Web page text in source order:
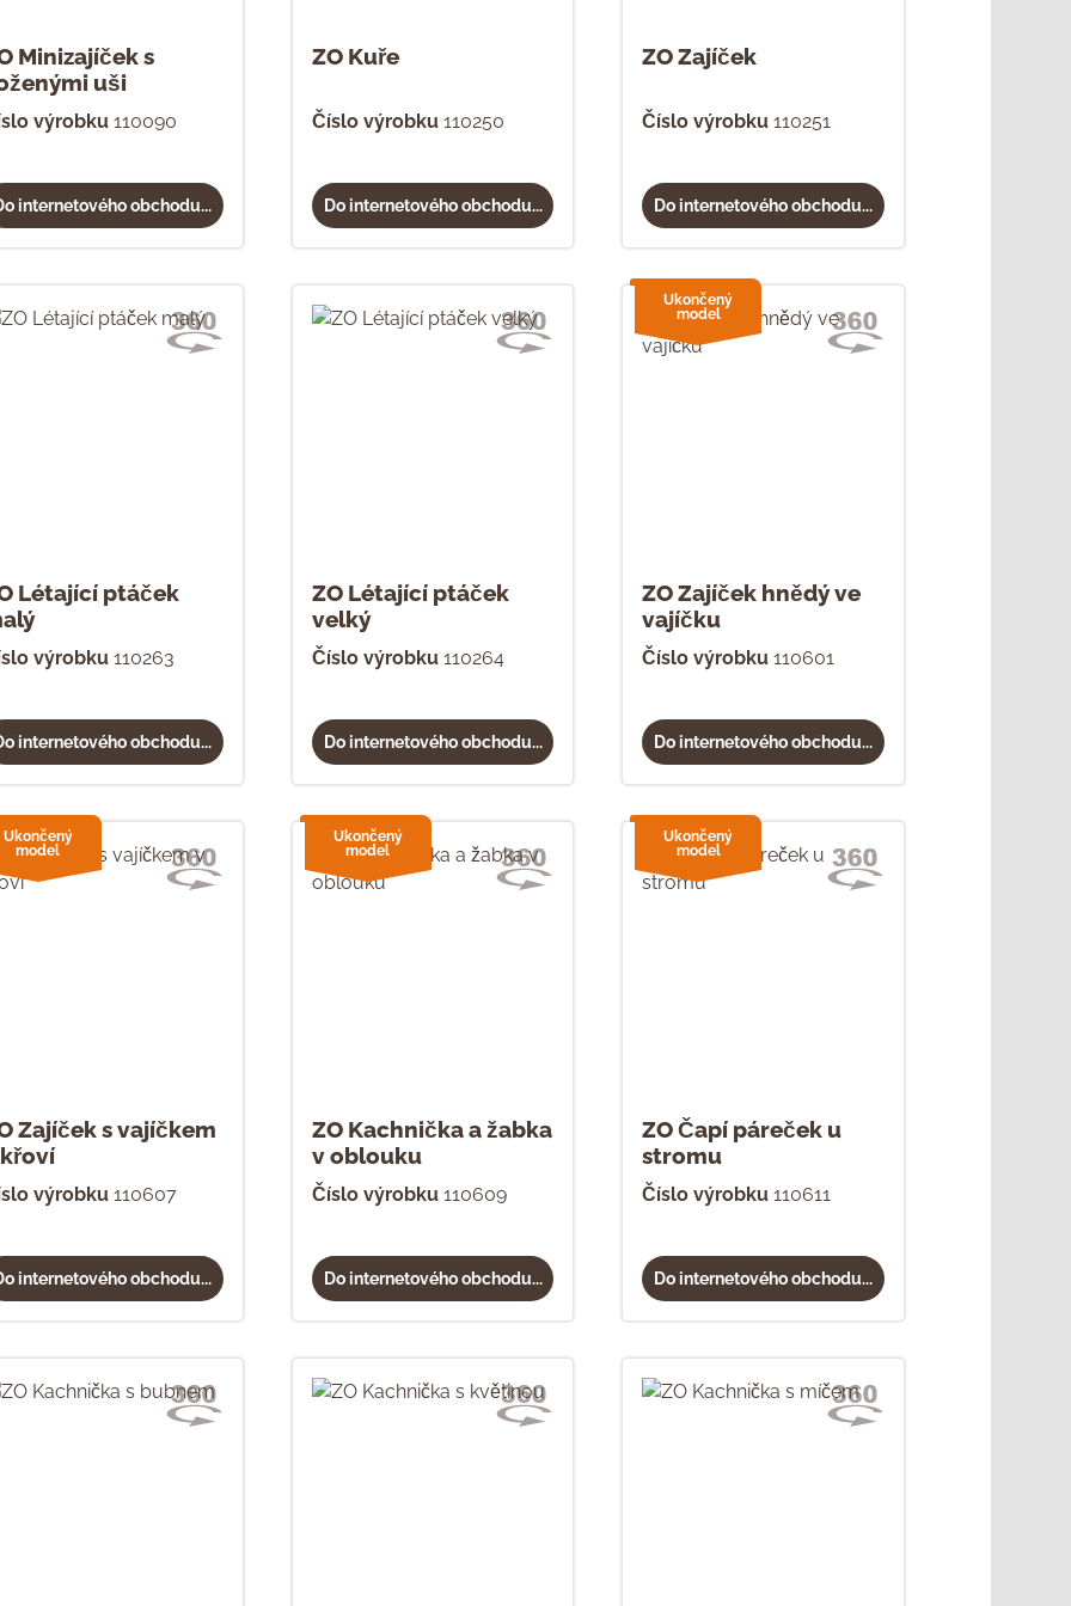
Minizajíček s
uši
výrobku110090
internetového obchodu...
ZO Kuře
Číslo výrobku110250
Do internetového obchodu...
ZO Zajíček
Číslo výrobku 110251
Do internetového obchodu...
Létající ptáček
výrobku110263
internetového obchodu...
ZO Létající ptáček
velký
Číslo výrobku110264
Do internetového obchodu...
ZO Zajíček hnědý ve
vajíčku
Číslo výrobku 110601
Do internetového obchodu...
Ukončený
model
Zajíček s vajíčkem
výrobku110607
internetového obchodu...
Ukončený
model
ZO Kachnička a žabka
v oblouku
Číslo výrobku110609
Do internetového obchodu...
Ukončený
model
ZO Čapí páreček u
stromu
Číslo výrobku 110611
Do internetového obchodu...
Ukončený
model